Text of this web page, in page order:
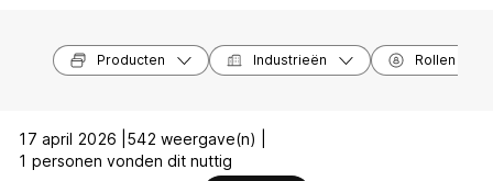
Producten Industrieën Rollen
17 april 2026 | 542 weergave(n) |
1 personen vonden dit nuttig